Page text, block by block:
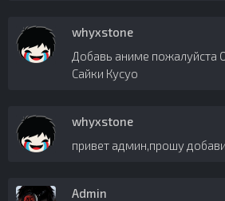
whyxstone
Добавь аниме пожалуйста
Сайки Кусуо
whyxstone
привет админ,прошу
Admin